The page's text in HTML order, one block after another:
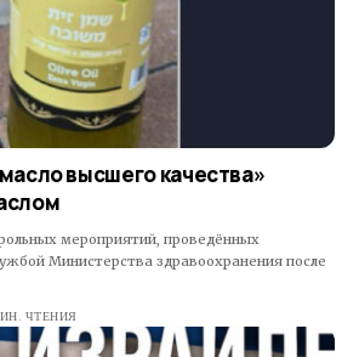
высшего качества»
мероприятий, проведённых
Министерства здравоохранения после
ЧТЕНИЯ